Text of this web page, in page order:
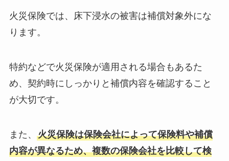
火災保険では、床下浸水の被害は補償対象外にな
ります。
特約などで火災保険が適用される場合もあるた
め、契約時にしっかりと補償内容を確認すること
が大切です。
また、 火災保険は保険会社によって保険料や補償
内容が異なるため、複数の保険会社を比較して検